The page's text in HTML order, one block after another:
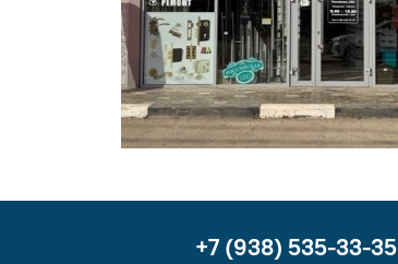
+7 (938) 535-33-35